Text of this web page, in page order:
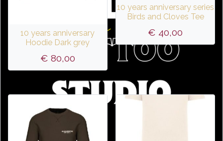
10 years anniversary
Hoodie Dark grey
€ 80,00
10 years anniversary series
Birds and Cloves Tee
€ 40,00